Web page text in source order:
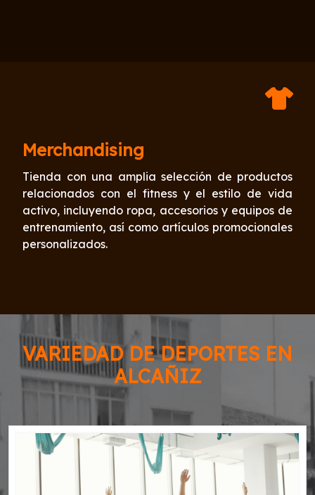
Merchandising
Tienda con una amplia selección de productos
relacionados con el fitness y el estilo de vida
activo, incluyendo ropa, accesorios y equipos de
entrenamiento, así como artículos promocionales
personalizados.
VARIEDAD DE DEPORTES EN
ALCAÑIZ